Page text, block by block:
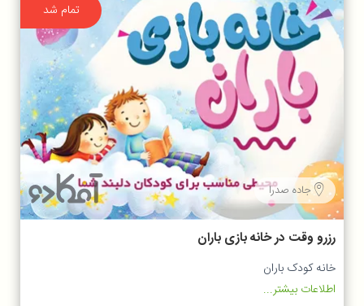
تمام شد
جاده صدرا
رزرو وقت در خانه بازی باران
خانه کودک باران
اطلاعات بیشتر...